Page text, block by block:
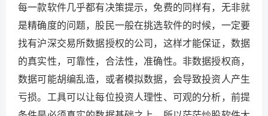
每一款软件几乎都有决策提示，免费的同样有，无非就
是精确度的问题，股民一般在挑选软件的时候，一定要
找有沪深交易所数据授权的公司，这样才能保证，数据
的真实性，可靠性，合法性，准确性。非数据授权商，
数据可能胡编乱造，或者模拟数据，会导致投资人产生
亏损。工具可以让每位投资人理性、可观的分析，前提